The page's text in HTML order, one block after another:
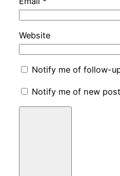
Website
Notify me of follow-
Notify me of new